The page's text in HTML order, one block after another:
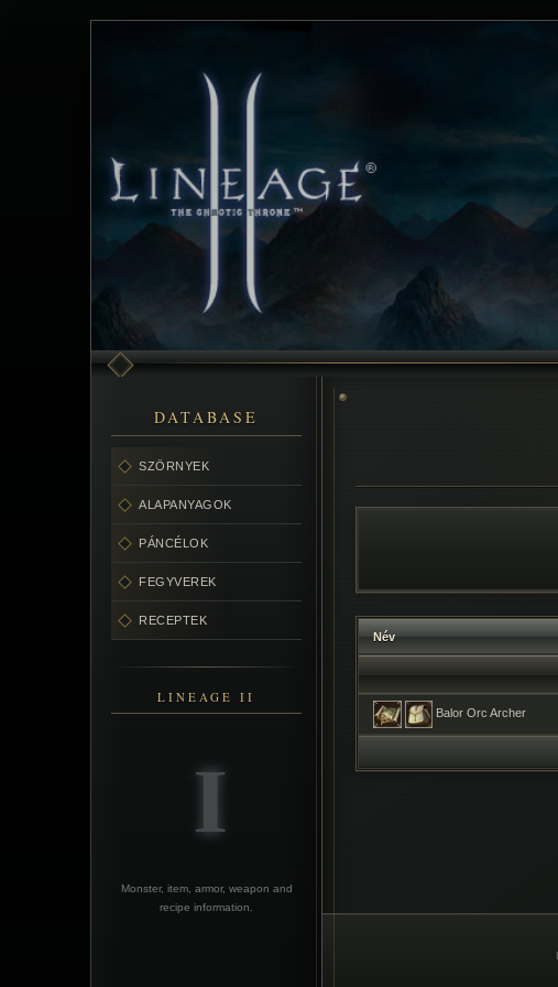
DATABASE
SZÖRNYEK
ALAPANYAGOK
PÁNCÉLOK
FEGYVEREK
RECEPTEK
LINEAGE II
Monster, item, armor, weapon and
recipe information.
Név
Balor Orc Archer